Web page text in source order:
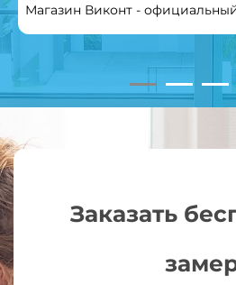
Магазин Виконт -
Заказать